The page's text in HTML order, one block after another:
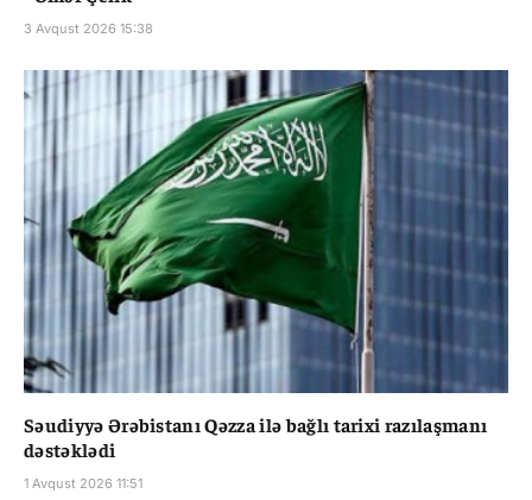
3 Avqust 2026 15:38
Səudiyyə Ərəbistanı Qəzza ilə bağlı tarixi razılaşmanı
dəstəklədi
1 Avqust 2026 11:51